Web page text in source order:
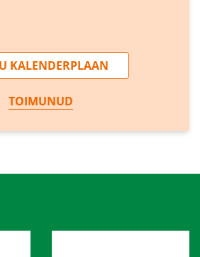
KALENDERPLAAN
TOIMUNUD